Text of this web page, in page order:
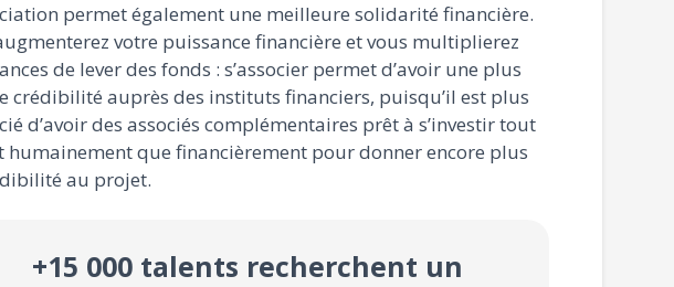
permet également une meilleure solidarité financière.
votre puissance financière et vous multiplierez
de lever des fonds : s’associer permet d’avoir une plus
crédibilité auprès des instituts financiers, puisqu’il est plus
d’avoir des associés complémentaires prêt à s’investir tout
humainement que financièrement pour donner encore plus
au projet.
+15 000 talents recherchent un